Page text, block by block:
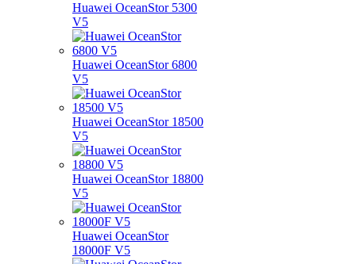
Huawei OceanStor 5300
V5
Huawei OceanStor 6800
V5
Huawei OceanStor 18500
V5
Huawei OceanStor 18800
V5
Huawei OceanStor
18000F V5